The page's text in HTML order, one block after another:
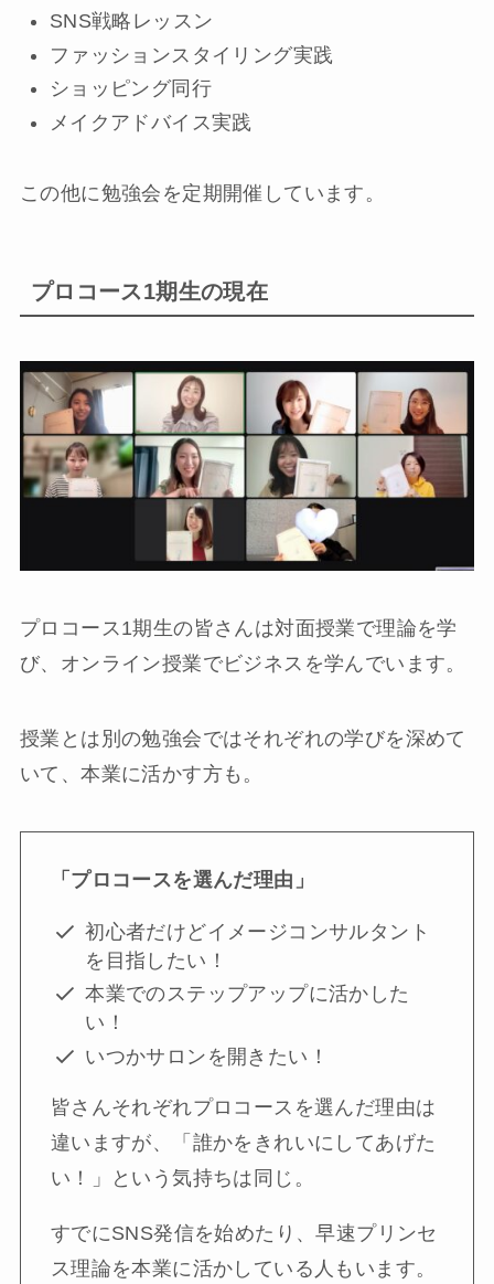
SNS戦略レッスン
ファッションスタイリング実践
ショッピング同行
メイクアドバイス実践
この他に勉強会を定期開催しています。
プロコース1期生の現在
プロコース1期生の皆さんは対面授業で理論を学
び、オンライン授業でビジネスを学んでいます。
授業とは別の勉強会ではそれぞれの学びを深めて
いて、本業に活かす方も。
「プロコースを選んだ理由」
初心者だけどイメージコンサルタント
を目指したい！
本業でのステップアップに活かした
い！
いつかサロンを開きたい！
皆さんそれぞれプロコースを選んだ理由は
違いますが、「誰かをきれいにしてあげた
い！」という気持ちは同じ。
すでにSNS発信を始めたり、早速プリンセ
ス理論を本業に活かしている人もいます。